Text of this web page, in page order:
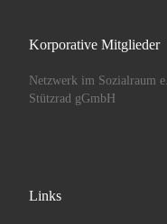
Korporative Mitglieder
Netzwerk im Sozialraum
Stützrad gGmbH
Links